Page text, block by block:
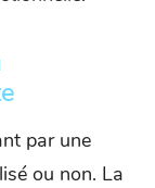
par une
ou non. La